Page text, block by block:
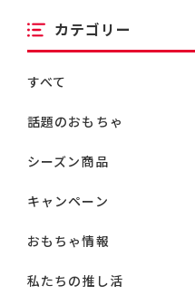
カテゴリー
すべて
話題のおもちゃ
シーズン商品
キャンペーン
おもちゃ情報
私たちの推し活